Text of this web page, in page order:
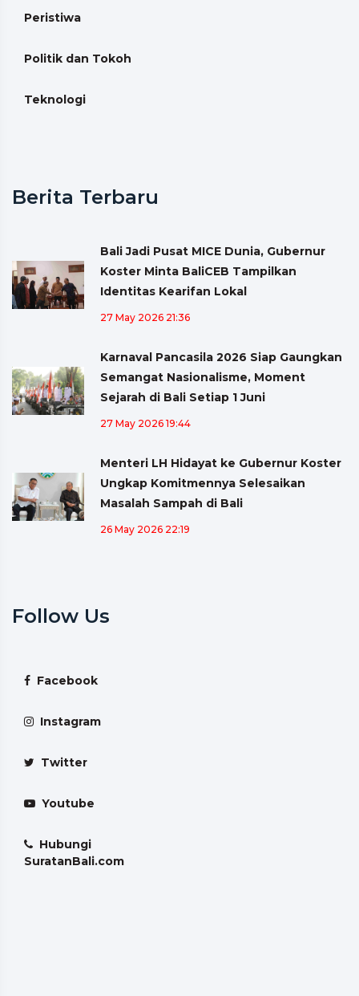
Peristiwa
Politik dan Tokoh
Teknologi
Berita Terbaru
Bali Jadi Pusat MICE Dunia, Gubernur
Koster Minta BaliCEB Tampilkan
Identitas Kearifan Lokal
27 May 2026 21:36
Karnaval Pancasila 2026 Siap Gaungkan
Semangat Nasionalisme, Moment
Sejarah di Bali Setiap 1 Juni
27 May 2026 19:44
Menteri LH Hidayat ke Gubernur Koster
Ungkap Komitmennya Selesaikan
Masalah Sampah di Bali
26 May 2026 22:19
Follow Us
Facebook
Instagram
Twitter
Youtube
Hubungi
SuratanBali.com